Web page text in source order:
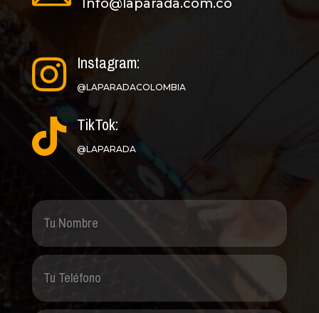
Info@laparada.com.co
 Instagram:
@LAPARADACOLOMBIA
 TikTok:
@LAPARADA